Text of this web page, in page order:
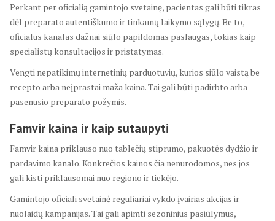
Perkant per oficialią gamintojo svetainę, pacientas gali būti tikras
dėl preparato autentiškumo ir tinkamų laikymo sąlygų. Be to,
oficialus kanalas dažnai siūlo papildomas paslaugas, tokias kaip
specialistų konsultacijos ir pristatymas.
Vengti nepatikimų internetinių parduotuvių, kurios siūlo vaistą be
recepto arba neįprastai maža kaina. Tai gali būti padirbto arba
pasenusio preparato požymis.
Famvir kaina ir kaip sutaupyti
Famvir kaina priklauso nuo tablečių stiprumo, pakuotės dydžio ir
pardavimo kanalo. Konkrečios kainos čia nenurodomos, nes jos
gali kisti priklausomai nuo regiono ir tiekėjo.
Gamintojo oficiali svetainė reguliariai vykdo įvairias akcijas ir
nuolaidų kampanijas. Tai gali apimti sezoninius pasiūlymus,